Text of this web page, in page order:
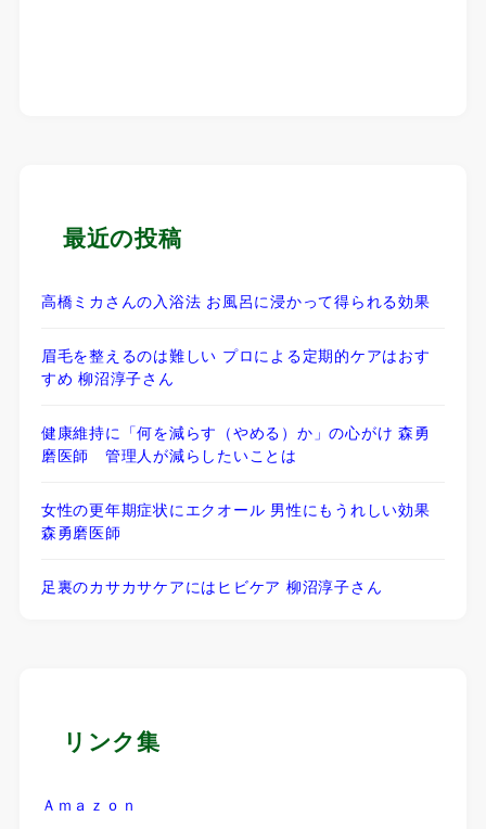
最近の投稿
高橋ミカさんの入浴法 お風呂に浸かって得られる効果
眉毛を整えるのは難しい プロによる定期的ケアはおす
すめ 柳沼淳子さん
健康維持に「何を減らす（やめる）か」の心がけ 森勇
磨医師 管理人が減らしたいことは
女性の更年期症状にエクオール 男性にもうれしい効果
森勇磨医師
足裏のカサカサケアにはヒビケア 柳沼淳子さん
リンク集
Ａｍａｚｏｎ